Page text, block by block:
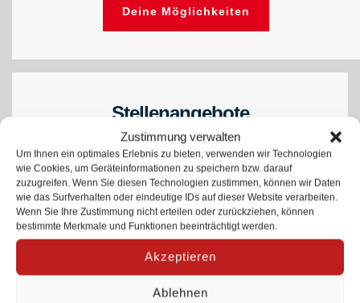
Zustimmung verwalten
Um Ihnen ein optimales Erlebnis zu bieten, verwenden wir Technologien
wie Cookies, um Geräteinformationen zu speichern bzw. darauf
zuzugreifen. Wenn Sie diesen Technologien zustimmen, können wir Daten
wie das Surfverhalten oder eindeutige IDs auf dieser Website verarbeiten.
Wenn Sie Ihre Zustimmung nicht erteilen oder zurückziehen, können
bestimmte Merkmale und Funktionen beeinträchtigt werden.
Akzeptieren
Ablehnen
Deine Möglichkeiten
Stellenangebote
Die AWO sucht Sozialassistent*innen, Erzieher*innen,
Vertretungskräfte, Assistenzkräfte uvm.
Zu den Stellenangeboten